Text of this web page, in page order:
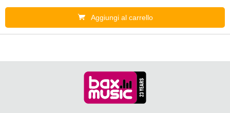
Aggiungi al carrello